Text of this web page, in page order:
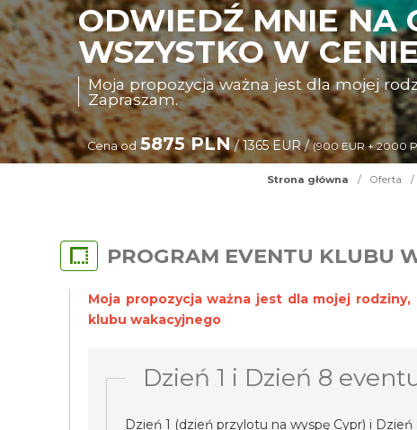
ODWIEDŹ MNIE NA
WSZYSTKO W
Moja propozycja ważna jest dla mojej
Zapraszam.
Cena od 5875 PLN/ 1365 EUR /(900 EUR + 2000
Strona główna / Oferta /
PROGRAM EVENTU KLUBU
Moja propozycja ważna jest dla mojej rodziny,
klubu wakacyjnego
Dzień 1 i Dzień 8
Dzień 1 (dzień przylotu na wyspę Cypr) i